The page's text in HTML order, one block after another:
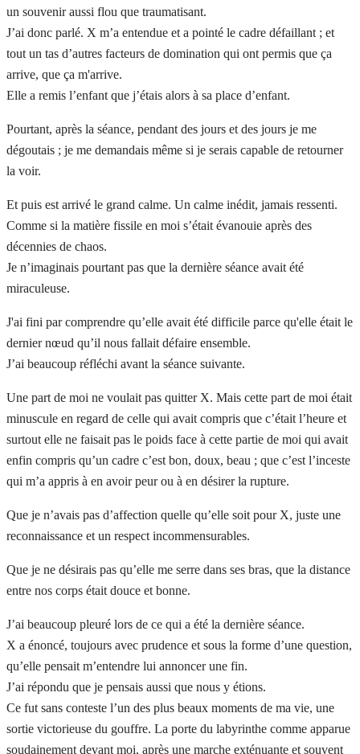
un souvenir aussi flou que traumatisant.
J’ai donc parlé. X m’a entendue et a pointé le cadre défaillant ; et
tout un tas d’autres facteurs de domination qui ont permis que ça
arrive, que ça m'arrive.
Elle a remis l’enfant que j’étais alors à sa place d’enfant.
Pourtant, après la séance, pendant des jours et des jours je me
dégoutais ; je me demandais même si je serais capable de retourner
la voir.
Et puis est arrivé le grand calme. Un calme inédit, jamais ressenti.
Comme si la matière fissile en moi s’était évanouie après des
décennies de chaos.
Je n’imaginais pourtant pas que la dernière séance avait été
miraculeuse.
J'ai fini par comprendre qu’elle avait été difficile parce qu'elle était le
dernier nœud qu’il nous fallait défaire ensemble.
J’ai beaucoup réfléchi avant la séance suivante.
Une part de moi ne voulait pas quitter X. Mais cette part de moi était
minuscule en regard de celle qui avait compris que c’était l’heure et
surtout elle ne faisait pas le poids face à cette partie de moi qui avait
enfin compris qu’un cadre c’est bon, doux, beau ; que c’est l’inceste
qui m’a appris à en avoir peur ou à en désirer la rupture.
Que je n’avais pas d’affection quelle qu’elle soit pour X, juste une
reconnaissance et un respect incommensurables.
Que je ne désirais pas qu’elle me serre dans ses bras, que la distance
entre nos corps était douce et bonne.
J’ai beaucoup pleuré lors de ce qui a été la dernière séance.
X a énoncé, toujours avec prudence et sous la forme d’une question,
qu’elle pensait m’entendre lui annoncer une fin.
J’ai répondu que je pensais aussi que nous y étions.
Ce fut sans conteste l’un des plus beaux moments de ma vie, une
sortie victorieuse du gouffre. La porte du labyrinthe comme apparue
soudainement devant moi, après une marche exténuante et souvent